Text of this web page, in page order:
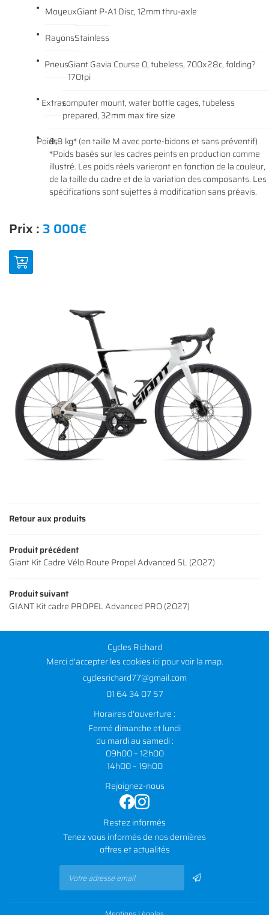
ACCUEIL
MODÈLES
ACCESSOIRES
ACTUALITÉS
CONTACT
Rejoignez-
MoyeuxGiant P-A1 Disc, 12mm thru-axle
RayonsStainless
PneusGiant Gavia Course 0, tubeless, 700x28c, folding?
170tpi
Extrascomputer mount, water bottle cages, tubeless
prepared, 32mm max tire size
Poids8,8 kg* (en taille M avec porte-bidons et sans préventif)
*Poids basés sur les cadres peints en production comme
illustré. Les poids réels varieront en fonction de la couleur,
de la taille du cadre et de la variation des composants. Les
spécifications sont sujettes à modification sans préavis.
Prix : 3 000€
Retour aux produits
Produit précédent
Giant Kit Cadre Vélo Route Propel Advanced SL (2027)
Produit suivant
GIANT Kit cadre PROPEL Advanced PRO (2027)
Cycles Richard
Merci d'accepter les cookiesicipour voir la map.
01 64 34 07 57
Horaires d'ouverture :
Fermé dimanche et lundi
du mardi au samedi :
09h00 – 12h00
14h00 – 19h00
Rejoignez-nous
Restez informés
Tenez vous informés de nos dernières
offres et actualités